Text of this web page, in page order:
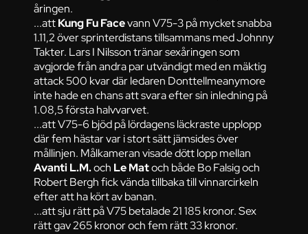
åringen.
...attKung Fu Facevann V75-3 på mycket snabba
1.11,2 över sprinterdistans tillsammans med Johnny
Takter. Lars I Nilsson tränar sexåringen som
avgjorde från andra par utvändigt med en mäktig
attack 500 kvar där ledaren Donttellmeanymore
inte hade en chans att svara efter sin inledning på
1.08,5 första halvvarvet.
...att V75-6 bjöd på lördagens läckraste upplopp
där fem hästar var i stort sätt jämsides över
mållinjen. Målkameran visade dött lopp mellan
Avanti L.M.och Le Matoch både Bo Falsig och
Robert Bergh fick vända tillbaka till vinnarcirkeln
efter att ha kört av banan.
...att sju rätt på V75 betalade 21 185 kronor. Sex
rätt gav 265 kronor och fem rätt 33 kronor.